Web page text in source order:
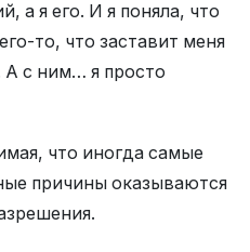
а я его. И я поняла, что
то, что заставит меня
А с ним… я просто
что иногда самые
причины оказываются